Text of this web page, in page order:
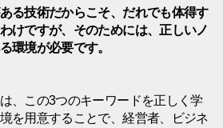
る技術だからこそ、だれでも体得す
けですが、そのためには、正しいノ
環境が必要です。
、この3つのキーワードを正しく学
を用意することで、経営者、ビジネ